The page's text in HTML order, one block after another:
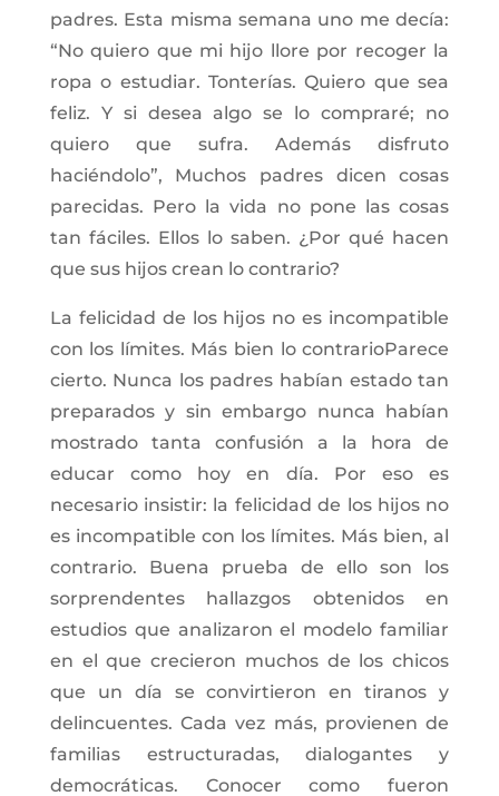
padres. Esta misma semana uno me decía:
“No quiero que mi hijo llore por recoger la
ropa o estudiar. Tonterías. Quiero que sea
feliz. Y si desea algo se lo compraré; no
quiero que sufra. Además disfruto
haciéndolo”, Muchos padres dicen cosas
parecidas. Pero la vida no pone las cosas
tan fáciles. Ellos lo saben. ¿Por qué hacen
que sus hijos crean lo contrario?
La felicidad de los hijos no es incompatible
con los límites. Más bien lo contrarioParece
cierto. Nunca los padres habían estado tan
preparados y sin embargo nunca habían
mostrado tanta confusión a la hora de
educar como hoy en día. Por eso es
necesario insistir: la felicidad de los hijos no
es incompatible con los límites. Más bien, al
contrario. Buena prueba de ello son los
sorprendentes hallazgos obtenidos en
estudios que analizaron el modelo familiar
en el que crecieron muchos de los chicos
que un día se convirtieron en tiranos y
delincuentes. Cada vez más, provienen de
familias estructuradas, dialogantes y
democráticas. Conocer como fueron